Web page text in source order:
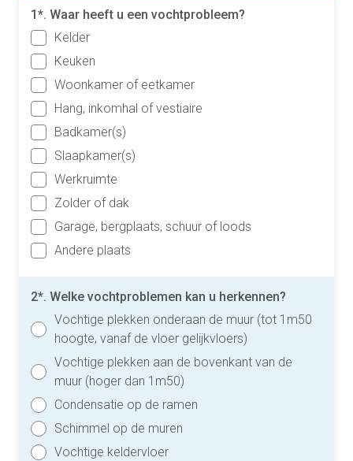
1*. Waar heeft u een vochtprobleem?
Kelder
Keuken
Woonkamer of eetkamer
Hang, inkomhal of vestiaire
Badkamer(s)
Slaapkamer(s)
Werkruimte
Zolder of dak
Garage, bergplaats, schuur of loods
Andere plaats
2*. Welke vochtproblemen kan u herkennen?
Vochtige plekken onderaan de muur (tot 1m50
hoogte, vanaf de vloer gelijkvloers)
Vochtige plekken aan de bovenkant van de
muur (hoger dan 1m50)
Condensatie op de ramen
Schimmel op de muren
Vochtige keldervloer